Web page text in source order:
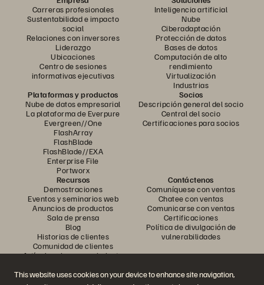
This website uses cookies on your device to enhance site navigation,
Carreras profesionales
Sustentabilidad e impacto
social
Relaciones con inversores
Liderazgo
Ubicaciones
Centro de sesiones
informativas ejecutivas
Inteligencia artificial
Nube
Ciberadaptación
Protección de datos
Bases de datos
Computación de alto
rendimiento
Virtualización
Industrias
Plataformas y productos
Nube de datos empresarial
La plataforma de Everpure
Evergreen//One
FlashArray
FlashBlade
FlashBlade//EXA
Enterprise File
Portworx
Socios
Descripción general del socio
Central del socio
Certificaciones para socios
Recursos
Demostraciones
Eventos y seminarios web
Anuncios de productos
Sala de prensa
Blog
Historias de clientes
Comunidad de clientes
Artículo sobre conocimiento
Contáctenos
Comuníquese con ventas
Chatee con ventas
Comunicarse con ventas
Certificaciones
Política de divulgación de
vulnerabilidades